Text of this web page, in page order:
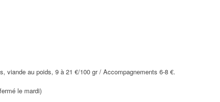
viande au poids, 9 à 21 €/100 gr / Accompagnements 6-8 €.
le mardi)